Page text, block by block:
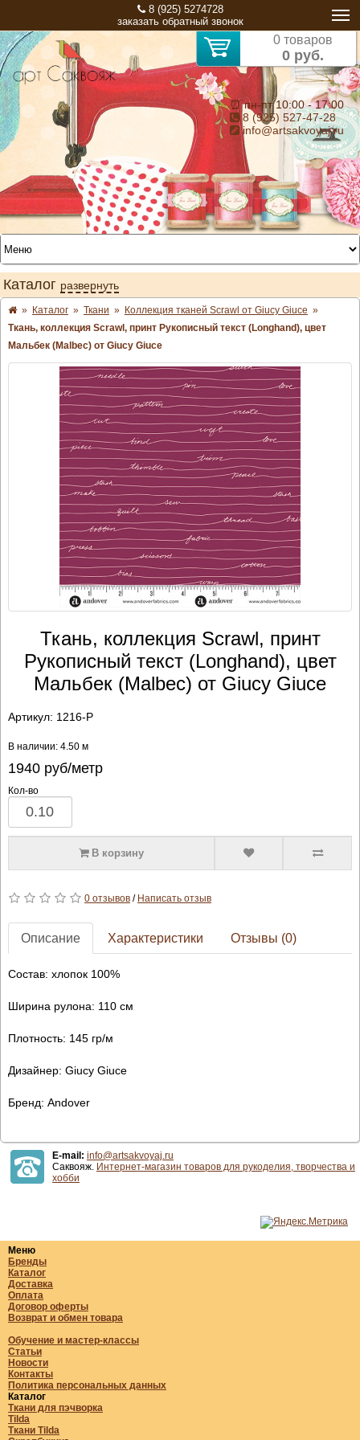
8 (925) 5274728
заказать обратный звонок
0 товаров
0 руб.
⏰ пн-пт 10:00 - 17:00
8 (925) 527-47-28
info@artsakvoyaj.ru
Каталог развернуть
» Каталог » Ткани » Коллекция тканей Scrawl от Giucy Giuce »
Ткань, коллекция Scrawl, принт Рукописный текст (Longhand), цвет
Мальбек (Malbec) от Giucy Giuce
Ткань, коллекция Scrawl, принт
Рукописный текст (Longhand), цвет
Мальбек (Malbec) от Giucy Giuce
Артикул: 1216-P
В наличии: 4.50 м
1940руб/метр
Кол-во
В корзину
0 отзывов/ Написать отзыв
Описание Характеристики Отзывы (0)
Состав: хлопок 100%
Ширина рулона: 110 см
Плотность: 145 гр/м
Дизайнер: Giucy Giuce
Бренд: Andover
E-mail: info@artsakvoyaj.ru
Саквояж. Интернет-магазин товаров для рукоделия, творчества и
хобби
Меню
Бренды
Каталог
Доставка
Оплата
Договор оферты
Возврат и обмен товара
Обучение и мастер-классы
Статьи
Новости
Контакты
Политика персональных данных
Каталог
Ткани для пэчворка
Tilda
Ткани Tilda